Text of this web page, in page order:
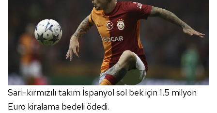
Sarı-kırmızılı takım İspanyol sol bek için 1.5 milyon
Euro kiralama bedeli ödedi.